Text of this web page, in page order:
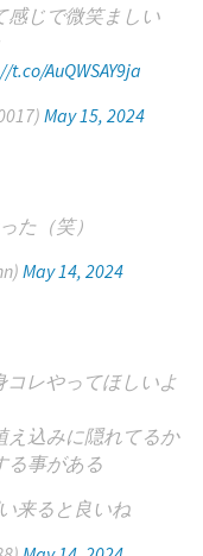
感じで微笑ましい
t.co/AuQWSAY9ja
May 15, 2024
た（笑）
May 14, 2024
レやってほしいよ
え込みに隠れてるか
る事がある‍
来ると良いね